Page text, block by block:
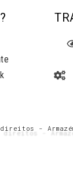
direitos -